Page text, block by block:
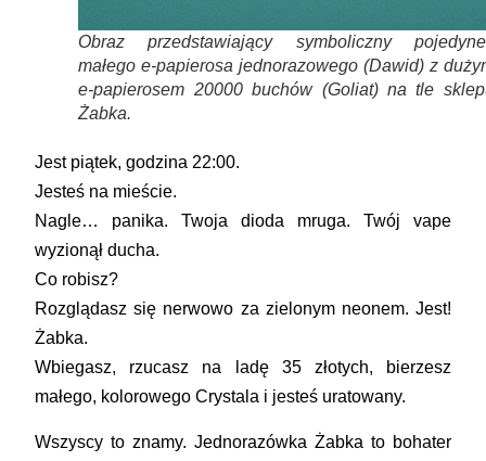
Obraz przedstawiający symboliczny
małego e-papierosa jednorazowego (Dawid) z
e-papierosem 20000 buchów (Goliat) na tle
Żabka.
Jest piątek, godzina 22:00.
Jesteś na mieście.
Nagle… panika. Twoja dioda mruga. Twój vape
wyzionął ducha.
Co robisz?
Rozglądasz się nerwowo za zielonym neonem. Jest!
Żabka.
Wbiegasz, rzucasz na ladę 35 złotych, bierzesz
małego, kolorowego Crystala i jesteś uratowany.
Wszyscy to znamy. Jednorazówka Żabka to bohater